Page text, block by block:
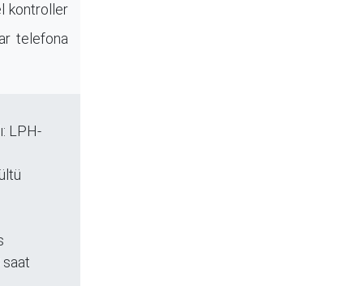
kontroller
telefona
LPH-
saat